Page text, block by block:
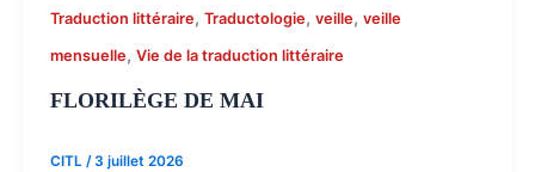
Traduction littéraire, Traductologie, veille, veille
mensuelle, Vie de la traduction littéraire
FLORILÈGE DE MAI
CITL /3 juillet 2026